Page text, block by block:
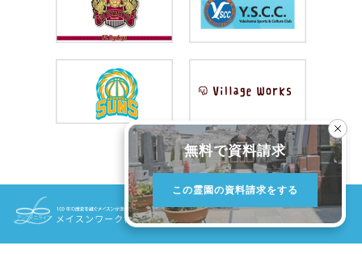
無料で資料請求
この霊園の資料請求をする